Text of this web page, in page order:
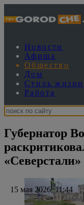
Новости
Афиша
Общество
Дом
Стиль жизни
Работа
Губернатор
«Северстали»
15 мая 2026, 11:44